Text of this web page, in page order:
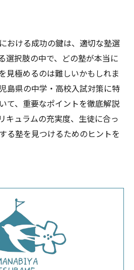
おける成功の鍵は、適切な塾選
選択肢の中で、どの塾が本当に
見極めるのは難しいかもしれま
島県の中学・高校入試対策に特
て、重要なポイントを徹底解説
キュラムの充実度、生徒に合っ
る塾を見つけるためのヒントを